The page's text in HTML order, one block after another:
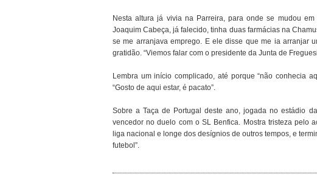
Nesta altura já vivia na Parreira, para onde se mudou
Joaquim Cabeça, já falecido, tinha duas farmácias na
se me arranjava emprego. E ele disse que me ia arranjar
gratidão. “Viemos falar com o presidente da Junta de
Lembra um início complicado, até porque “não conhecia
“Gosto de aqui estar, é pacato”.
Sobre a Taça de Portugal deste ano, jogada no estádio
vencedor no duelo com o SL Benfica. Mostra tristeza pelo
liga nacional e longe dos desígnios de outros tempos, e
futebol”.